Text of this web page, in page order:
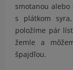
smotanou
s plátkom
položíme pár
žemle a
špajdľou.